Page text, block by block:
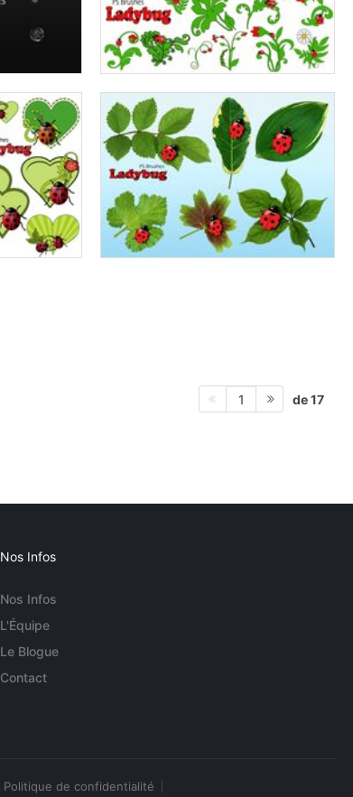
1 de 17
Nos Infos
Nos Infos
L'Équipe
Le Blogue
Contact
Politique de confidentialité